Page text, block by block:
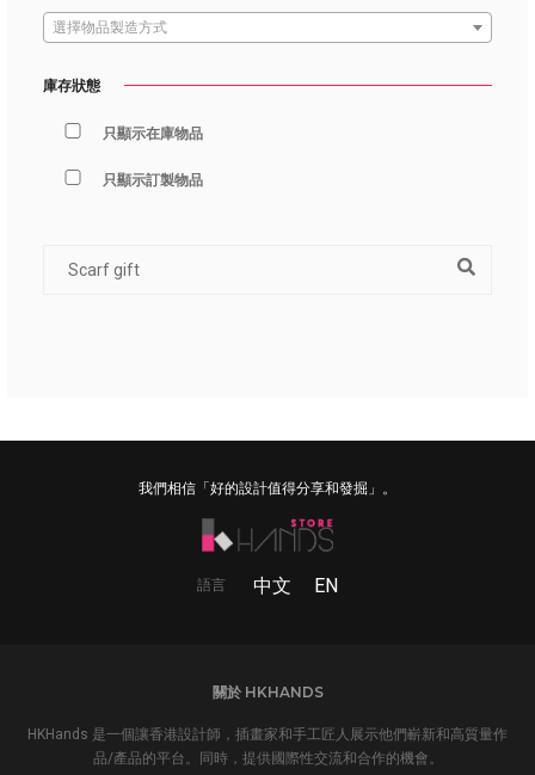
選擇物品製造方式
庫存狀態
只顯示在庫物品
只顯示訂製物品
我們相信「好的設計值得分享和發掘」。
語言 中文 EN
關於 HKHANDS
HKHands 是一個讓香港設計師，插畫家和手工匠人展示他們嶄新和高質量作
品/產品的平台。同時，提供國際性交流和合作的機會。